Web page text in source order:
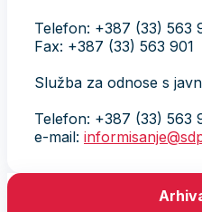
Telefon: +387 (33) 563
Fax: +387 (33) 563 901
Služba za odnose s
Telefon: +387 (33) 563
e-mail: